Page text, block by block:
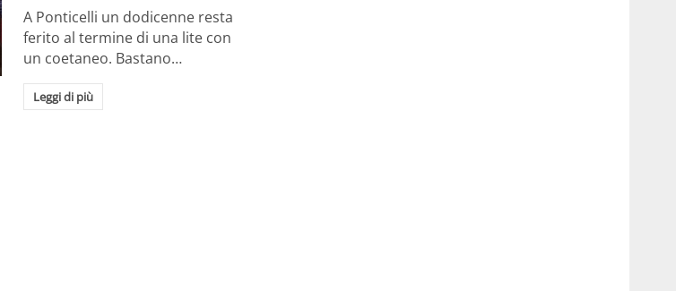
A Ponticelli un dodicenne resta
ferito al termine di una lite con
un coetaneo. Bastano…
Leggi di più